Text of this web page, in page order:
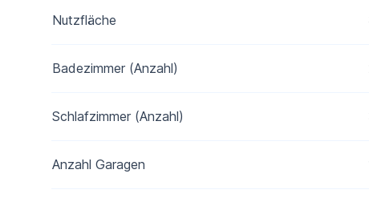
Nutzfläche
Badezimmer (Anzahl)
Schlafzimmer (Anzahl)
Anzahl Garagen